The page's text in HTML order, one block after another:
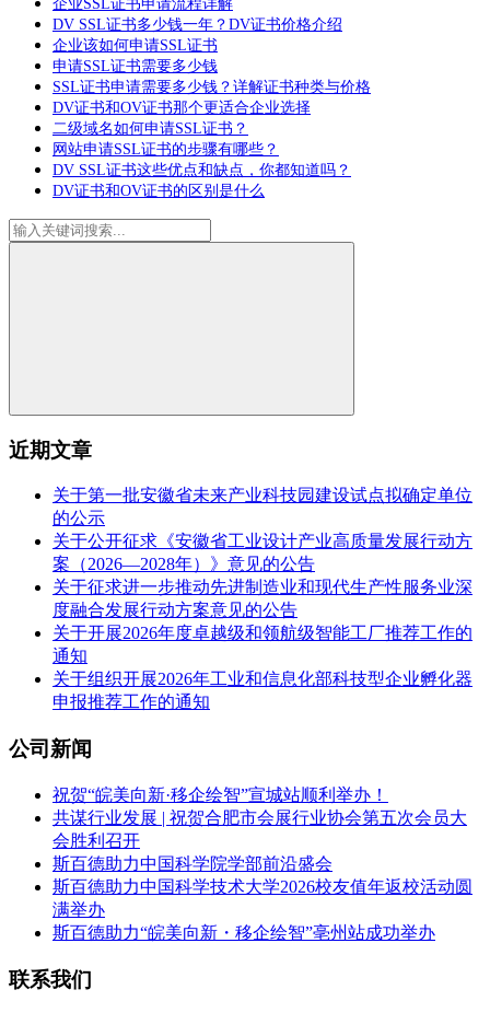
企业SSL证书申请流程详解
DV SSL证书多少钱一年？DV证书价格介绍
企业该如何申请SSL证书
申请SSL证书需要多少钱
SSL证书申请需要多少钱？详解证书种类与价格
DV证书和OV证书那个更适合企业选择
二级域名如何申请SSL证书？
网站申请SSL证书的步骤有哪些？
DV SSL证书这些优点和缺点，你都知道吗？
DV证书和OV证书的区别是什么
近期文章
关于第一批安徽省未来产业科技园建设试点拟确定单位
的公示
关于公开征求《安徽省工业设计产业高质量发展行动方
案（2026—2028年）》意见的公告
关于征求进一步推动先进制造业和现代生产性服务业深
度融合发展行动方案意见的公告
关于开展2026年度卓越级和领航级智能工厂推荐工作的
通知
关于组织开展2026年工业和信息化部科技型企业孵化器
申报推荐工作的通知
公司新闻
祝贺“皖美向新·移企绘智”宣城站顺利举办！
共谋行业发展 | 祝贺合肥市会展行业协会第五次会员大
会胜利召开
斯百德助力中国科学院学部前沿盛会
斯百德助力中国科学技术大学2026校友值年返校活动圆
满举办
斯百德助力“皖美向新・移企绘智”亳州站成功举办
联系我们